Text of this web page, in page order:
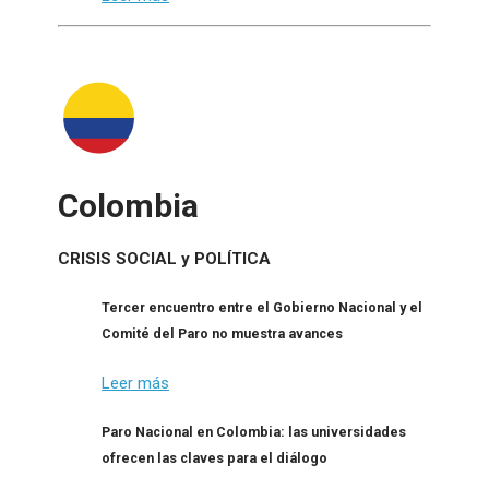
Colombia
CRISIS SOCIAL y POLÍTICA
Tercer encuentro entre el Gobierno Nacional y el
Comité del Paro no muestra avances
Leer más
Paro Nacional en Colombia: las universidades
ofrecen las claves para el diálogo